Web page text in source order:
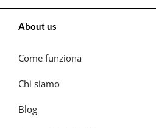
About us
Come funziona
Chi siamo
Blog